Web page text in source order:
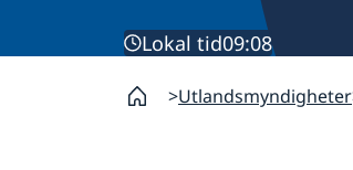
Lokal tid09:08
Utlandsmyndigheter